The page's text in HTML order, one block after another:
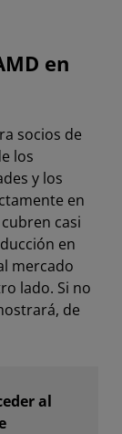
en
socios de
los
y los
en
casi
en
mercado
lado. Si no
de
al